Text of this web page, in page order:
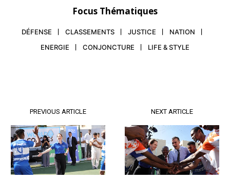
Focus Thématiques
DÉFENSE CLASSEMENTS JUSTICE
NATION
ENERGIE
CONJONCTURE LIFE & STYLE
PREVIOUS ARTICLE NEXT ARTICLE